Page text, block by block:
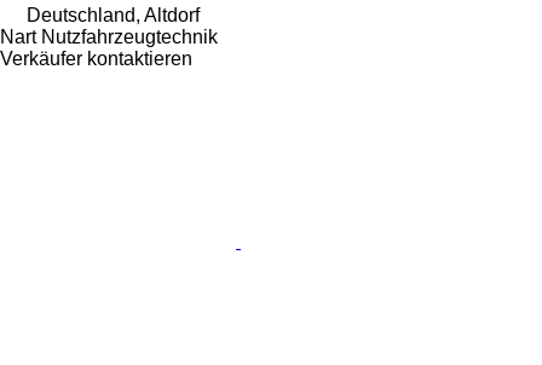
Deutschland, Altdorf
Nart Nutzfahrzeugtechnik
Verkäufer kontaktieren